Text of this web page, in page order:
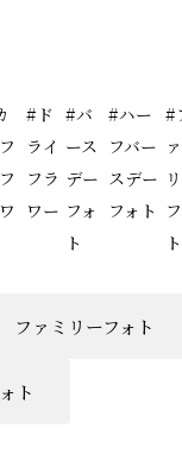
#ド
ライ
フラ
ワー
#バ
ース
デー
フォ
ト
#ハー
フバー
スデー
フォト
#
ト
ファミリーフォト
ト